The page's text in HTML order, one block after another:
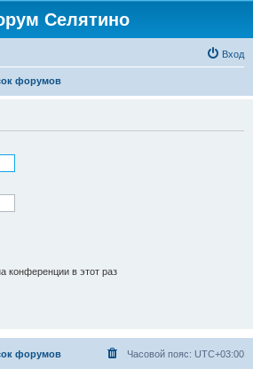
Селятино
Вход
форумов
конференции в этот раз
форумов Часовой пояс: UTC+03:00